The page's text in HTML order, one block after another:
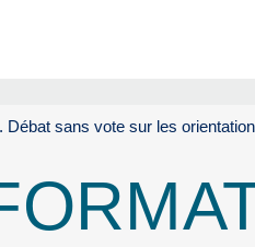
sans vote sur les